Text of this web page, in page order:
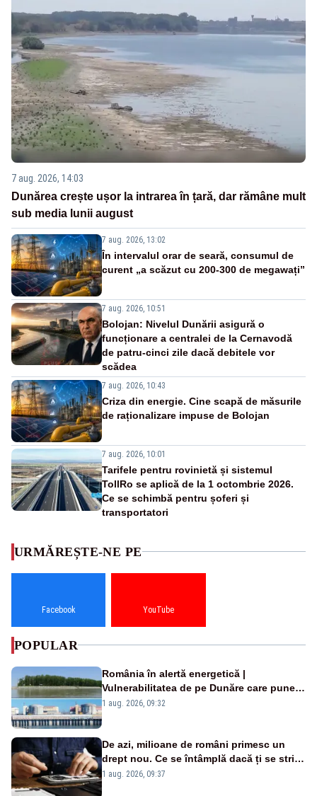
7 aug. 2026, 14:03
Dunărea crește ușor la intrarea în țară, dar rămâne mult
sub media lunii august
7 aug. 2026, 13:02
În intervalul orar de seară, consumul de
curent „a scăzut cu 200-300 de megawați”
7 aug. 2026, 10:51
Bolojan: Nivelul Dunării asigură o
funcționare a centralei de la Cernavodă
de patru-cinci zile dacă debitele vor
scădea
7 aug. 2026, 10:43
Criza din energie. Cine scapă de măsurile
de raționalizare impuse de Bolojan
7 aug. 2026, 10:01
Tarifele pentru rovinietă și sistemul
TollRo se aplică de la 1 octombrie 2026.
Ce se schimbă pentru șoferi și
transportatori
URMĂREȘTE-NE PE
Facebook YouTube
POPULAR
România în alertă energetică |
Vulnerabilitatea de pe Dunăre care pune
în pericol Centrala Cernavodă era
1 aug. 2026, 09:32
De azi, milioane de români primesc un
drept nou. Ce se întâmplă dacă ți se strică
un produs
1 aug. 2026, 09:37